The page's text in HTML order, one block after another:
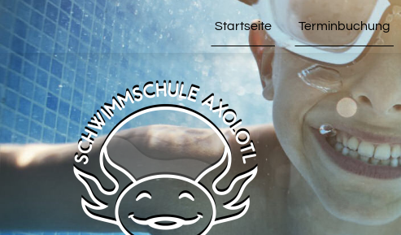
Startseite Terminbuchung